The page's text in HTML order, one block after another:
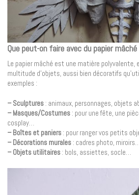
Que peut-on faire avec du papier mâché
Le papier mâché est une matière polyvalente,
multitude d’objets, aussi bien décoratifs
exemples :
– Sculptures : animaux, personnages, objets
– Masques/Costumes : pour une fête, une
cosplay…
– Boîtes et paniers : pour ranger vos petits
– Décorations murales : cadres photo,
– Objets utilitaires : bols, assiettes, socle…